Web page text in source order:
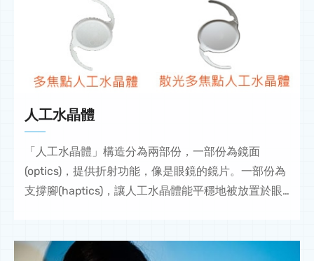
人工水晶體
「人工水晶體」構造分為兩部份，一部份為鏡面
(optics)，提供折射功能，像是眼鏡的鏡片。一部份為
支撐腳(haptics)，讓人工水晶體能平穩地被放置於眼